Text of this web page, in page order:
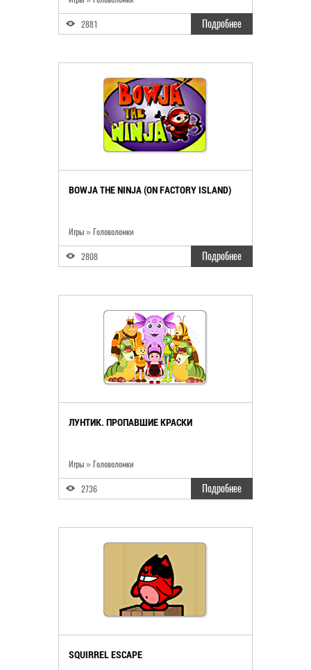
2881 Подробнее
BOWJA THE NINJA (ON FACTORY ISLAND)
Игры » Головоломки
2808 Подробнее
ЛУНТИК. ПРОПАВШИЕ КРАСКИ
Игры » Головоломки
2736 Подробнее
SQUIRREL ESCAPE